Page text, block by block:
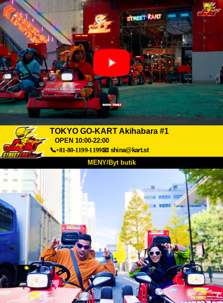
TOKYO GO-KART Akihabara #1
OPEN 10:00-22:00
📞+81-80-1199-1199📧 shina@kart.st
MENY/Byt butik
Om oss Specifikationer Pris
Hitta hit FAQ
Företag Boka
Byt butik
Tokyo Shinagawa Tokyo Akihabara#1
Tokyo Akihabara#2 Tokyo Shibuya
Tokyo Shibuya Annex Tokyo Bay